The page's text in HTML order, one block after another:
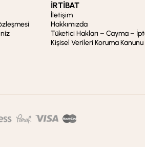
İRTİBAT
İletişim
Hakkımızda
Tüketici Hakları – Cayma –
Kişisel Verileri Koruma Kanunu